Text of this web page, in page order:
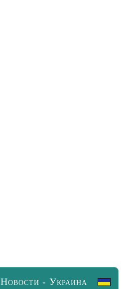
Новости - Украина